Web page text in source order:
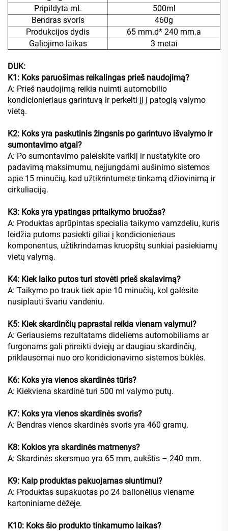
Pripildyta mL
500ml
Bendras svoris
460g
Produkcijos dydis
65 mm.d* 240 mm.a
Galiojimo laikas
3 metai
DUK:
K1: Koks paruošimas reikalingas prieš naudojimą?
A: Prieš naudojimą reikia nuimti automobilio
kondicionieriaus garintuvą ir perkelti jį į patogią valymo
vietą.
K2: Koks yra paskutinis žingsnis po garintuvo išvalymo ir
sumontavimo atgal?
A: Po sumontavimo paleiskite variklį ir nustatykite oro
padavimą maksimumu, neįjungdami aušinimo sistemos
apie 15 minučių, kad užtikrintumėte tinkamą džiovinimą ir
cirkuliaciją.
K3: Koks yra ypatingas pritaikymo bruožas?
A: Produktas aprūpintas specialia taikymo vamzdeliu, kuris
leidžia putoms pasiekti giliai į kondicionieriaus
komponentus, užtikrindamas kruopštų sunkiai pasiekiamų
vietų valymą.
K4: Kiek laiko putos turi stovėti prieš skalavimą?
A: Taikymo po trauk tiek apie 10 minučių, kol galėsite
nusiplauti švariu vandeniu.
K5: Kiek skardinčių paprastai reikia vienam valymui?
A: Geriausiems rezultatams dideliems automobiliams ar
furgonams gali prireikti dviejų ar daugiau skardinčių,
priklausomai nuo oro kondicionavimo sistemos būklės.
K6: Koks yra vienos skardinės tūris?
A: Kiekviena skardinė turi 500 ml valymo putų.
K7: Koks yra vienos skardinės svoris?
A: Bendras vienos skardinės svoris yra 460 gramų.
K8: Kokios yra skardinės matmenys?
A: Skardinės skersmuo yra 65 mm, aukštis – 240 mm.
K9: Kaip produktas pakuojamas siuntimui?
A: Produktas supakuotas po 24 balionėlius viename
kartoniniame dėžėje.
K10: Koks šio produkto tinkamumo laikas?